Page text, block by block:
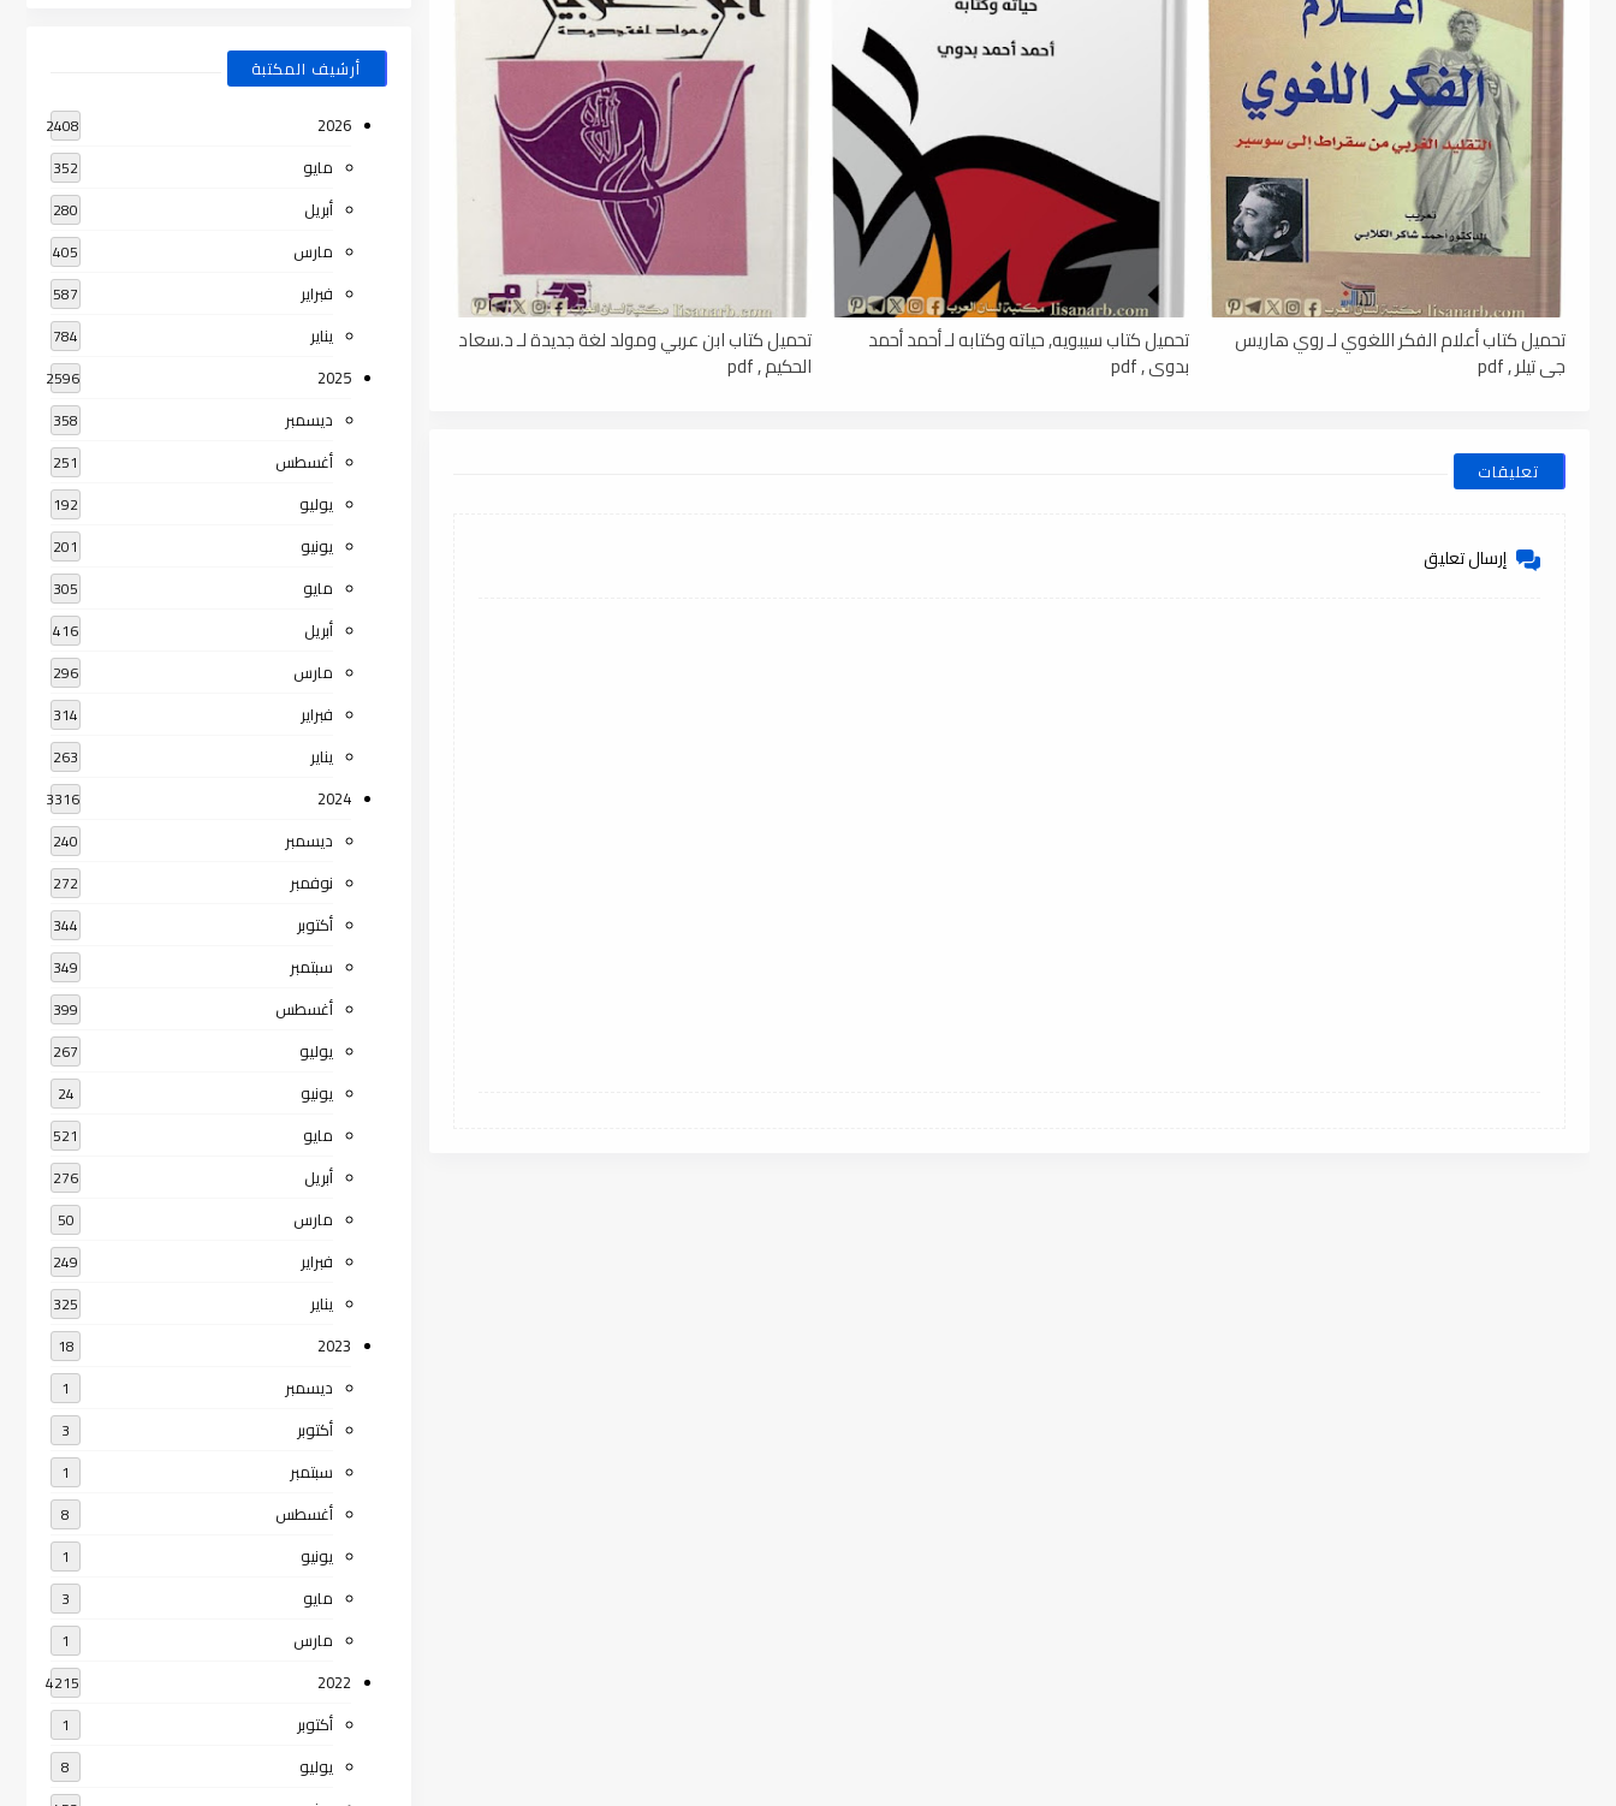
تحميل كتاب أعلام الفكر اللغوي لـ روي هاريس
جي تيلر , pdf
تحميل كتاب سيبويه, حياته وكتابه لـ أحمد أحمد
بدوي , pdf
تحميل كتاب ابن عربي ومولد لغة جديدة لـ د.سعاد
الحكيم , pdf
تعليقات
إرسال تعليق
أرشيف المكتبة
2026
2408
مايو 352
أبريل 280
مارس 405
فبراير 587
يناير 784
2025
2596
ديسمبر 358
أغسطس 251
يوليو 192
يونيو 201
مايو 305
أبريل 416
مارس 296
فبراير 314
يناير 263
2024
3316
ديسمبر 240
نوفمبر 272
أكتوبر 344
سبتمبر 349
أغسطس 399
يوليو 267
يونيو 24
مايو 521
أبريل 276
مارس 50
فبراير 249
يناير 325
2023
18
ديسمبر 1
أكتوبر 3
سبتمبر 1
أغسطس 8
يونيو 1
مايو 3
مارس 1
2022
4215
أكتوبر 1
يوليو 8